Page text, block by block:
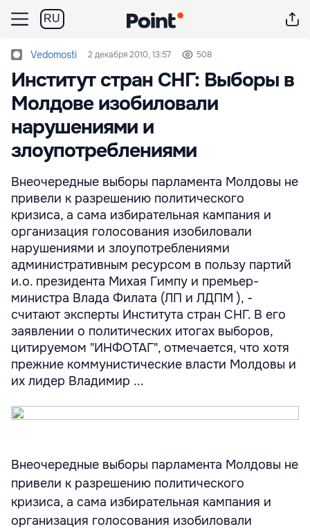
RU
Vedomosti 2 декабря 2010, 13:57 508
Институт стран СНГ: Выборы в
Молдове изобиловали
нарушениями и
злоупотреблениями
Внеочередные выборы парламента Молдовы не
привели к разрешению политического
кризиса, а сама избирательная кампания и
организация голосования изобиловали
нарушениями и злоупотреблениями
административным ресурсом в пользу партий
и.о. президента Михая Гимпу и премьер-
министра Влада Филата (ЛП и ЛДПМ ), -
считают эксперты Института стран СНГ. В его
заявлении о политических итогах выборов,
цитируемом "ИНФОТАГ", отмечается, что хотя
прежние коммунистические власти Молдовы и
их лидер Владимир ...
Внеочередные выборы парламента Молдовы не
привели к разрешению политического
кризиса, а сама избирательная кампания и
организация голосования изобиловали